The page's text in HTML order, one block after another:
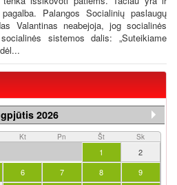
Palangos Socialinių paslaugų
Valantinas neabejoja, jog socialinės
sistemos dalis: „Suteikiame
2026
Kt Pn Št Sk
1
2
6 7 8
9